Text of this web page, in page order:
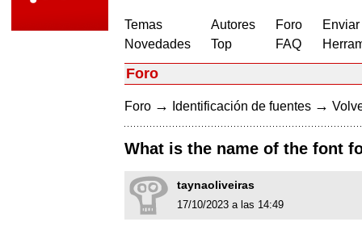
Temas
Novedades
Autores
Top
Foro
FAQ
Foro
Foro → Identificación de fuentes →
What is the name of the font
taynaoliveiras
17/10/2023 a las 14:49